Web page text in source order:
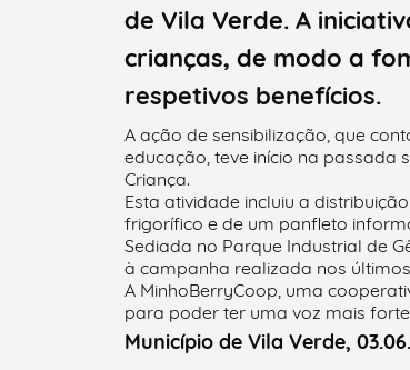
Categorias gerais
Filtros
de Vila Verde. A
crianças, de modo a
respetivos benefícios.
A ação de sensibilização, que
educação, teve início na
Criança.
Esta atividade incluiu a
frigorífico e de um panfleto
Sediada no Parque Industrial de
à campanha realizada nos
A MinhoBerryCoop, uma
para poder ter uma voz mais
Município de Vila Verde,